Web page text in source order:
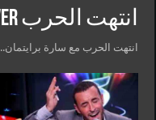
انتهت الحرب War Is Over
انتهت الحرب مع سارة برايتمان..